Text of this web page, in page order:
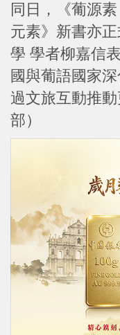
同日，《葡源
元素》新書亦
學 學者柳嘉信
國與葡語國家
過文旅互動推
部）